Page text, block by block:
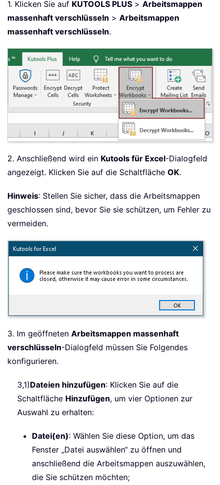
1. Klicken Sie auf KUTOOLS PLUS > Arbeitsmappen
massenhaft verschlüsseln > Arbeitsmappen
massenhaft verschlüsseln.
2. Anschließend wird ein Kutools für Excel-Dialogfeld
angezeigt. Klicken Sie auf die Schaltfläche OK.
Hinweis: Stellen Sie sicher, dass die Arbeitsmappen
geschlossen sind, bevor Sie sie schützen, um Fehler zu
vermeiden.
3. Im geöffneten Arbeitsmappen massenhaft
verschlüsseln-Dialogfeld müssen Sie Folgendes
konfigurieren.
3,1)Dateien hinzufügen: Klicken Sie auf die
Schaltfläche Hinzufügen, um vier Optionen zur
Auswahl zu erhalten:
Datei(en): Wählen Sie diese Option, um das
Fenster „Datei auswählen“ zu öffnen und
anschließend die Arbeitsmappen auszuwählen,
die Sie schützen möchten;